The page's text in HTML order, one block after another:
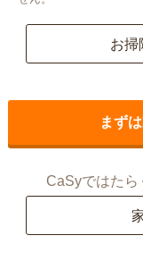
お掃
まず
CaSyではたら